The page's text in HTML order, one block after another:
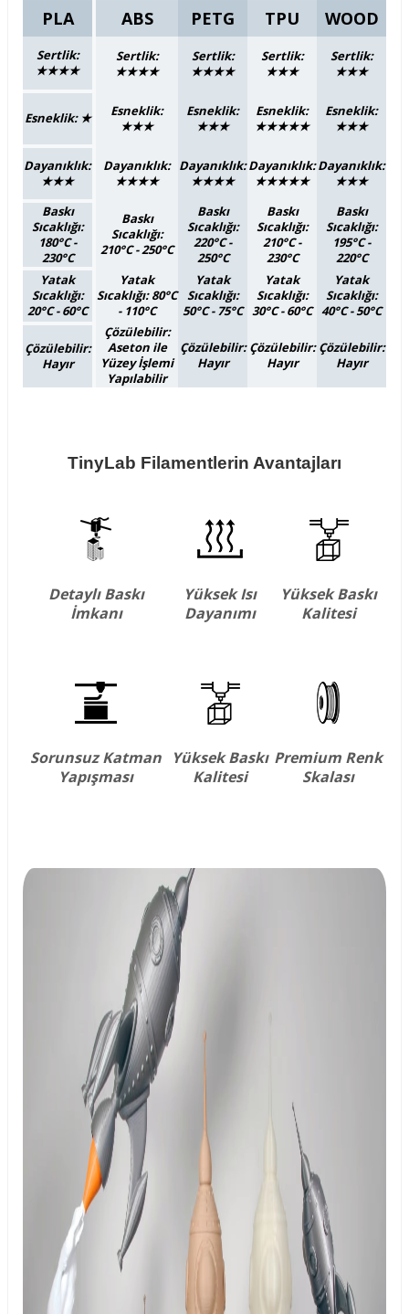
PLA ABS PETG TPU WOOD
Sertlik:
★★★★
Sertlik:
★★★★
Sertlik:
★★★★
Sertlik:
★★★
Sertlik:
★★★
Esneklik: ★
Esneklik:
★★★
Esneklik:
★★★
Esneklik:
★★★★★
Esneklik:
★★★
Dayanıklık:
★★★
Dayanıklık:
★★★★
Dayanıklık:
★★★★
Dayanıklık:
★★★★★
Dayanıklık:
★★★
Baskı
Sıcaklığı:
180°C -
230°C
Baskı
Sıcaklığı:
210°C - 250°C
Baskı
Sıcaklığı:
220°C -
250°C
Baskı
Sıcaklığı:
210°C -
230°C
Baskı
Sıcaklığı:
195°C -
220°C
Yatak
Sıcaklığı:
20°C - 60°C
Yatak
Sıcaklığı: 80°C
- 110°C
Yatak
Sıcaklığı:
50°C - 75°C
Yatak
Sıcaklığı:
30°C - 60°C
Yatak
Sıcaklığı:
40°C - 50°C
Çözülebilir:
Hayır
Çözülebilir:
Aseton ile
Yüzey İşlemi
Yapılabilir
Çözülebilir:
Hayır
Çözülebilir:
Hayır
Çözülebilir:
Hayır
TinyLab Filamentlerin Avantajları
Detaylı Baskı
İmkanı
Yüksek Isı
Dayanımı
Yüksek Baskı
Kalitesi
Sorunsuz Katman
Yapışması
Yüksek Baskı
Kalitesi
Premium Renk
Skalası